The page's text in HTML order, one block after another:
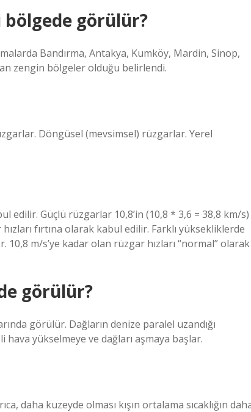
bölgede görülür?
Bandırma, Antakya, Kumköy, Mardin, Sinop,
zengin bölgeler olduğu belirlendi.
Döngüsel (mevsimsel) rüzgarlar. Yerel
edilir. Güçlü rüzgarlar 10,8’in (10,8 * 3,6 = 38,8 km/s)
fırtına olarak kabul edilir. Farklı yüksekliklerde
m/s’ye kadar olan rüzgar hızları “normal” olarak
görülür?
görülür. Dağların denize paralel uzandığı
yükselmeye ve dağları aşmaya başlar.
daha kuzeyde olması kışın ortalama sıcaklığın